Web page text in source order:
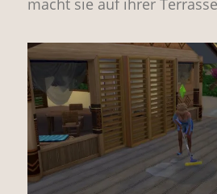
macht sie auf ihrer